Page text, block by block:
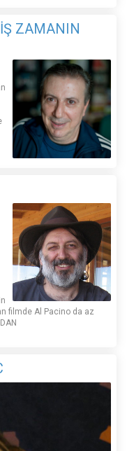
ZAMANIN
filmde Al Pacino da az